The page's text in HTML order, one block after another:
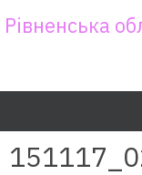
toРівненська